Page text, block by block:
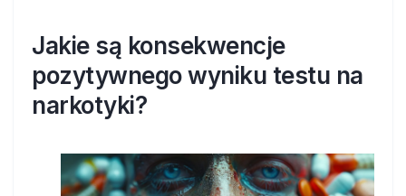
Jakie są konsekwencje
pozytywnego wyniku testu na
narkotyki?